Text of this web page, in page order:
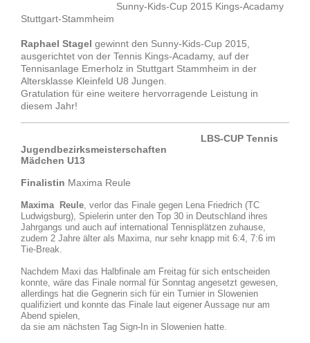
Sunny-Kids-Cup 2015 Kings-Acadamy
Stuttgart-Stammheim
Raphael Stagel gewinnt den Sunny-Kids-Cup 2015,
ausgerichtet von der Tennis Kings-Acadamy, auf der
Tennisanlage Emerholz in Stuttgart Stammheim in der
Altersklasse Kleinfeld U8 Jungen.
Gratulation für eine weitere hervorragende Leistung in
diesem Jahr!
LBS-CUP Tennis
Jugendbezirksmeisterschaften
Mädchen U13
Finalistin Maxima Reule
Maxima Reule, verlor das Finale gegen Lena Friedrich (TC
Ludwigsburg), Spielerin unter den Top 30 in Deutschland ihres
Jahrgangs und auch auf international Tennisplätzen zuhause,
zudem 2 Jahre älter als Maxima, nur sehr knapp mit 6:4, 7:6 im
Tie-Break.
Nachdem Maxi das Halbfinale am Freitag für sich entscheiden
konnte, wäre das Finale normal für Sonntag angesetzt gewesen,
allerdings hat die Gegnerin sich für ein Turnier in Slowenien
qualifiziert und konnte das Finale laut eigener Aussage nur am
Abend spielen,
da sie am nächsten Tag Sign-In in Slowenien hatte.